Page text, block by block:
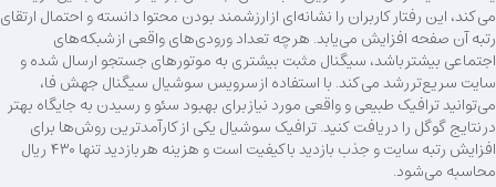
می‌کند، این رفتار کاربران را نشانه‌ای از ارزشمند بودن محتوا دانسته و احتمال ارتقای
رتبه آن صفحه افزایش می‌یابد. هر چه تعداد ورودی‌های واقعی از شبکه‌های
اجتماعی بیشتر باشد، سیگنال مثبت بیشتری به موتورهای جستجو ارسال شده و
سایت سریع‌تر رشد می‌کند. با استفاده از سرویس سوشیال سیگنال جهش فا،
می‌توانید ترافیک طبیعی و واقعی مورد نیاز برای بهبود سئو و رسیدن به جایگاه بهتر
در نتایج گوگل را دریافت کنید. ترافیک سوشیال یکی از کارآمدترین روش‌ها برای
افزایش رتبه سایت و جذب بازدید باکیفیت است و هزینه هر بازدید تنها ۴۳۰ ریال
محاسبه می‌شود.